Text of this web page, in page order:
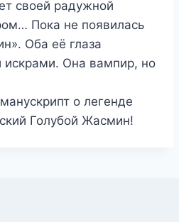
своей радужной
Пока не появилась
Оба её глаза
искрами. Она вампир, но
о легенде
Голубой Жасмин!